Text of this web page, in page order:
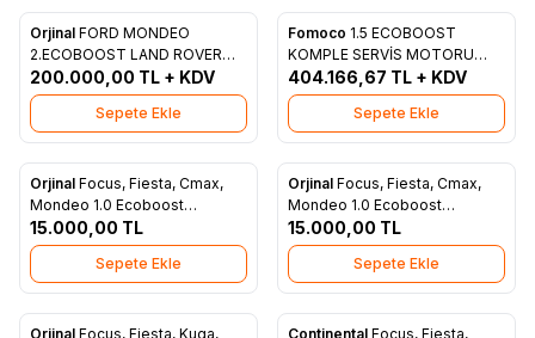
Yeni
Favorilere Ekle
Orjinal FORD MONDEO
2.ECOBOOST LAND ROVER
RANGE ROVER EVOQUE
JAGUAR
200.000,00 TL + KDV
Sepete Ekle
Yeni
Favorilere Ekle
Fomoco 1.5 ECOBOOST
KOMPLE SERVİS MOTORU
K1GG6007AB
404.166,67 TL + KDV
Sepete Ekle
Yeni
Favorilere Ekle
Orjinal Focus, Fiesta, Cmax,
Mondeo 1.0 Ecoboost
Eksantrik Mili Emme Orjinal
CM5G 6A267 AA
15.000,00 TL
Sepete Ekle
Yeni
Favorilere Ekle
Orjinal Focus, Fiesta, Cmax,
Mondeo 1.0 Ecoboost
Eksantrik Mili Eksoz Orjinal
CM5G 6A269 AB
15.000,00 TL
Sepete Ekle
Orjinal Focus, Fiesta, Kuga,
Tükendi
Continental Focus, Fiesta,